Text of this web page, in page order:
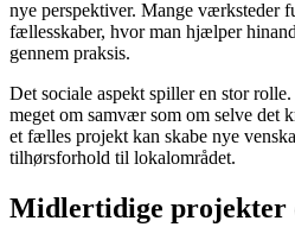
nye perspektiver. Mange værksteder
fællesskaber, hvor man hjælper
gennem praksis.
Det sociale aspekt spiller en stor
meget om samvær som om selve det
et fælles projekt kan skabe nye
tilhørsforhold til lokalområdet.
Midlertidige projekter